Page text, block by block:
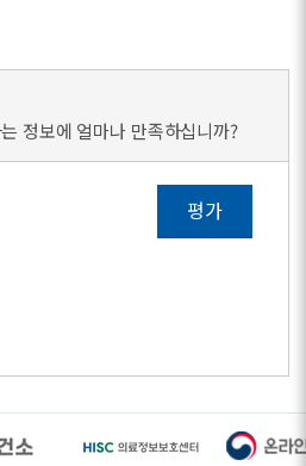
정보에 얼마나 만족하십니까?
평가